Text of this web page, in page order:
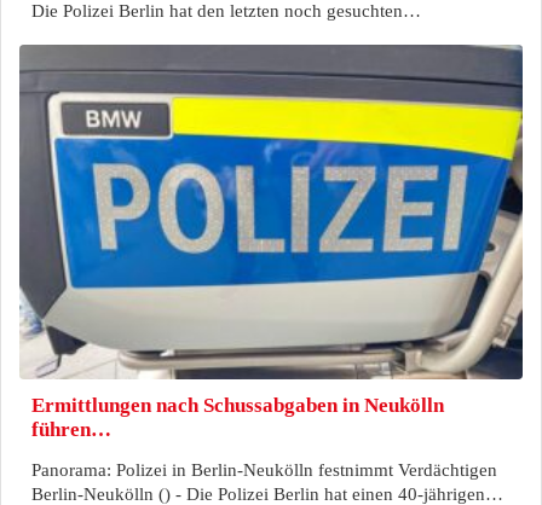
Die Polizei Berlin hat den letzten noch gesuchten…
Ermittlungen nach Schussabgaben in Neukölln
führen…
Panorama: Polizei in Berlin-Neukölln festnimmt Verdächtigen
Berlin-Neukölln () - Die Polizei Berlin hat einen 40-jährigen…